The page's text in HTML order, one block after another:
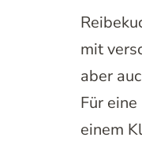
mit
aber
Für
einem